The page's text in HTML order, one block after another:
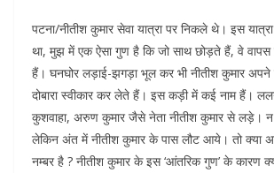
A
p
p
o
o
k
Li
n
k
a
m
n
g
er
पटना/नीतीश कुमार सेवा यात्रा पर निकले थे। इस
था, मुझ में एक ऐसा गुण है कि जो साथ छोड़ते हैं, वे
हैं। घनघोर लड़ाई-झगड़ा भूल कर भी नीतीश कुमार अपने
दोबारा स्वीकार कर लेते हैं। इस कड़ी में कई नाम हैं।
कुशवाहा, अरुण कुमार जैसे नेता नीतीश कुमार से लड़े। न
लेकिन अंत में नीतीश कुमार के पास लौट आये। तो क्या
नम्बर है ? नीतीश कुमार के इस ‘आंतरिक गुण’ के कारण